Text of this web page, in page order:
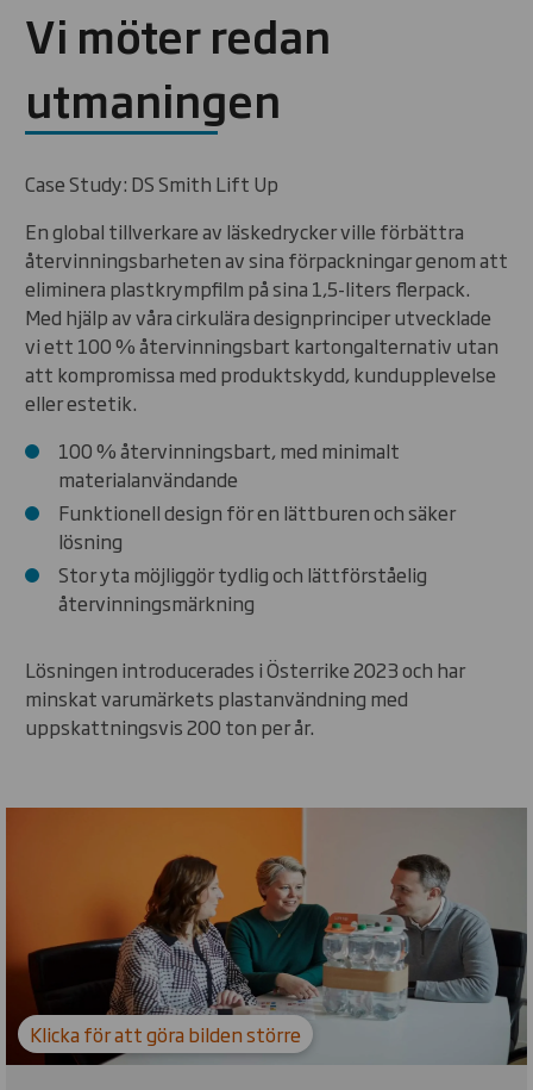
Vi möter redan
utmaningen
Case Study: DS Smith Lift Up
En global tillverkare av läskedrycker ville förbättra
återvinningsbarheten av sina förpackningar genom att
eliminera plastkrympfilm på sina 1,5-liters flerpack.
Med hjälp av våra cirkulära designprinciper utvecklade
vi ett 100% återvinningsbart kartongalternativ utan
att kompromissa med produktskydd, kundupplevelse
eller estetik.
100% återvinningsbart, med minimalt
materialanvändande
Funktionell design för en lättburen och säker
lösning
Stor yta möjliggör tydlig och lättförståelig
återvinningsmärkning
Lösningen introducerades i Österrike2023och har
minskat varumärkets plastanvändning med
uppskattningsvis200 ton per år.
Klicka för att göra bilden större